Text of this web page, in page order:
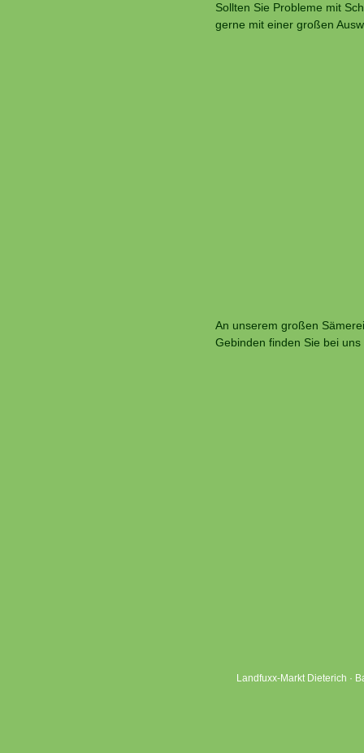
Sollten Sie Probleme mit
gerne mit einer großen
An unserem großen
Gebinden finden Sie bei
Landfuxx-Markt Dieterich ·